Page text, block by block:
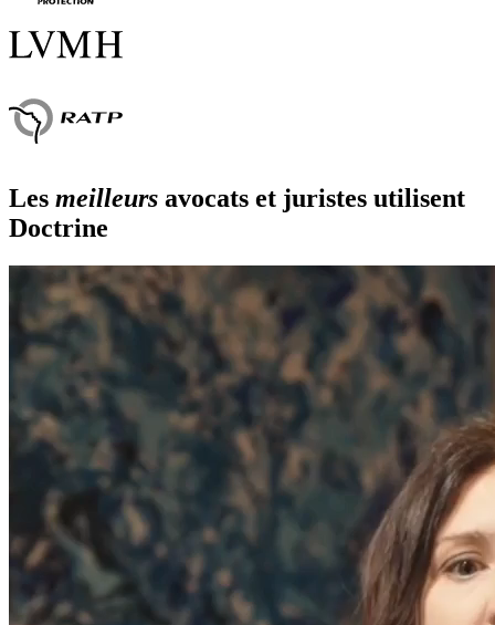
Les meilleurs avocats et juristes utilisent
Doctrine